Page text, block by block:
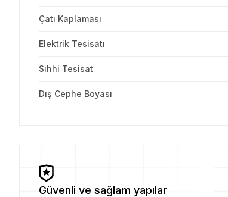
Çatı Kaplaması
Elektrik Tesisatı
Sıhhi Tesisat
Dış Cephe Boyası
Güvenli ve sağlam yapılar